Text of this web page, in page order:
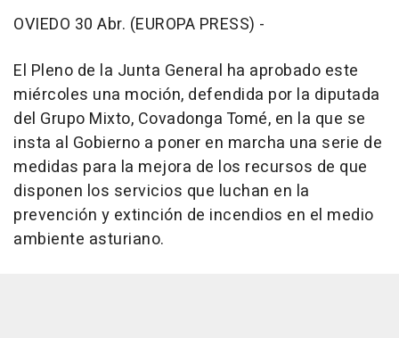
OVIEDO 30 Abr. (EUROPA PRESS) -
El Pleno de la Junta General ha aprobado este
miércoles una moción, defendida por la diputada
del Grupo Mixto, Covadonga Tomé, en la que se
insta al Gobierno a poner en marcha una serie de
medidas para la mejora de los recursos de que
disponen los servicios que luchan en la
prevención y extinción de incendios en el medio
ambiente asturiano.